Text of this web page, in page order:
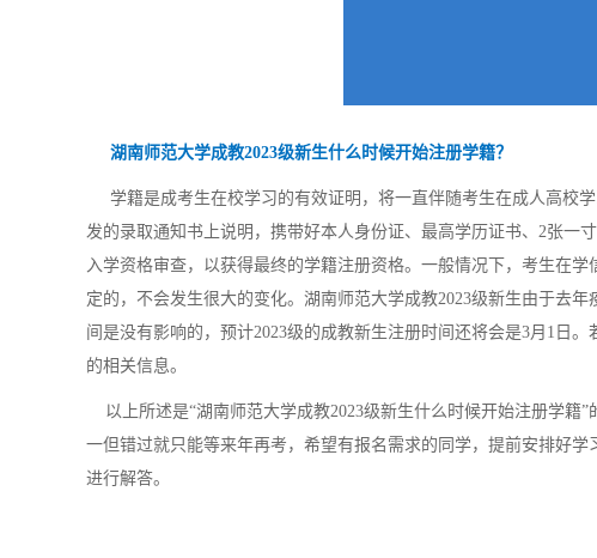
湖南师范大学成教2023级新生什么时候开始注册学籍？
学籍是成考生在校学习的有效证明，将一直伴随考生在成人高校
发的录取通知书上说明，携带好本人身份证、最高学历证书、2张一
入学资格审查，以获得最终的学籍注册资格。一般情况下，考生在
定的，不会发生很大的变化。湖南师范大学成教2023级新生由于去
间是没有影响的，预计2023级的成教新生注册时间还将会是3月1日
的相关信息。
以上所述是“湖南师范大学成教2023级新生什么时候开始注册学籍
一但错过就只能等来年再考，希望有报名需求的同学，提前安排好
进行解答。